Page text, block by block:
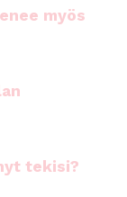
myös
tekisi?